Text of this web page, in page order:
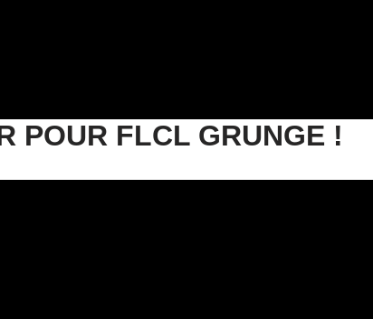
POUR FLCL GRUNGE !